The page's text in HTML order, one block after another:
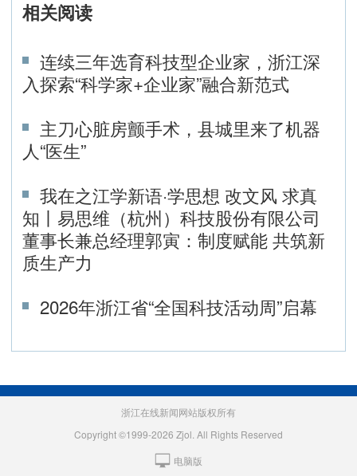
相关阅读
连续三年选育科技型企业家，浙江深
入探索“科学家+企业家”融合新范式
主刀心脏房颤手术，县城里来了机器
人“医生”
我在之江学新语·学思想 改文风 求真
知丨易思维（杭州）科技股份有限公司
董事长兼总经理郭寅：制度赋能 共筑新
质生产力
2026年浙江省“全国科技活动周”启幕
浙江在线新闻网站版权所有
Copyright ©1999-2026 Zjol. All Rights Reserved
电脑版